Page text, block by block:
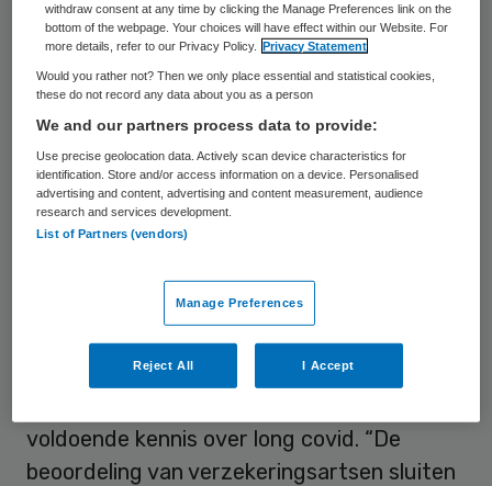
is ingeschat. In één op de drie gevallen was
de verzekeringsarts volgens de
respondenten niet of helemaal niet bekend
met de aandoening long covid. Ook vond het
overgrote merendeel van de respondenten
de procedure erg belastend en zijn er
mensen geweest die daardoor zieker zijn
geworden.
Niet serieus
Volgens Charlotte Nelck van Long Covid
voldoende kennis over long covid. “De
beoordeling van verzekeringsartsen sluiten
withdraw consent at any time by clicking the Manage Preferences link on the
bottom of the webpage. Your choices will have effect within our Website. For
more details, refer to our Privacy Policy.
Privacy Statement
Would you rather not? Then we only place essential and statistical cookies,
these do not record any data about you as a person
We and our partners process data to provide:
Use precise geolocation data. Actively scan device characteristics for
identification. Store and/or access information on a device. Personalised
advertising and content, advertising and content measurement, audience
research and services development.
List of Partners (vendors)
Manage Preferences
Reject All I Accept